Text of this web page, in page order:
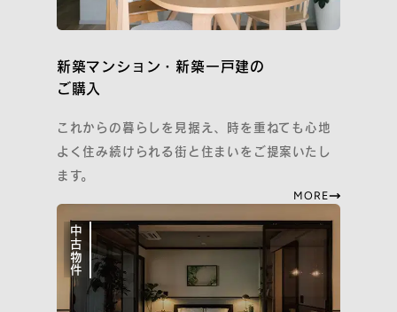
新築マンション・新築一戸建の
ご購入
これからの暮らしを見据え、時を重ねても心地
よく住み続けられる街と住まいをご提案いたし
ます。
MORE
中古物件